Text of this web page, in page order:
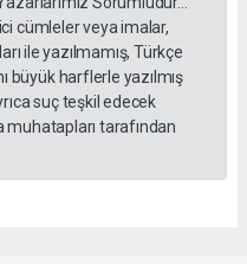
cümleler veya imalar,
ile yazılmamış, Türkçe
büyük harflerle yazılmış
suç teşkil edecek
muhatapları tarafından